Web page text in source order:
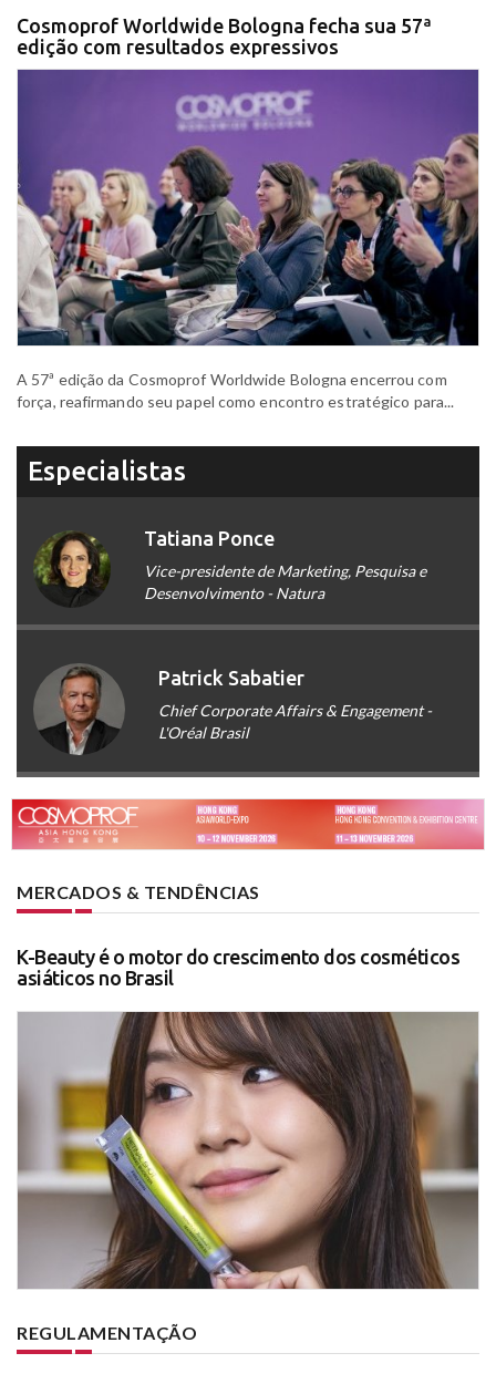
Cosmoprof Worldwide Bologna fecha sua 57ª
edição com resultados expressivos
A 57ª edição da Cosmoprof Worldwide Bologna encerrou com
força, reafirmando seu papel como encontro estratégico para...
Especialistas
Tatiana Ponce
Vice-presidente de Marketing, Pesquisa e
Desenvolvimento - Natura
Patrick Sabatier
Chief Corporate Affairs & Engagement -
L'Oréal Brasil
MERCADOS & TENDÊNCIAS
K-Beauty é o motor do crescimento dos cosméticos
asiáticos no Brasil
REGULAMENTAÇÃO